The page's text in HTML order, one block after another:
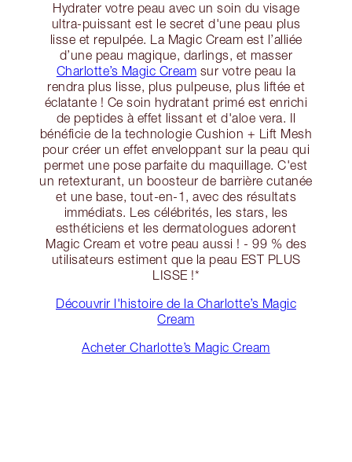
Hydrater votre peau avec un soin du visage
ultra-puissant est le secret d'une peau plus
lisse et repulpée. La Magic Cream est l’alliée
d’une peau magique, darlings, et masser
Charlotte’s Magic Cream sur votre peau la
rendra plus lisse, plus pulpeuse, plus liftée et
éclatante ! Ce soin hydratant primé est enrichi
de peptides à effet lissant et d'aloe vera. Il
bénéficie de la technologie Cushion + Lift Mesh
pour créer un effet enveloppant sur la peau qui
permet une pose parfaite du maquillage. C'est
un retexturant, un boosteur de barrière cutanée
et une base, tout-en-1, avec des résultats
immédiats. Les célébrités, les stars, les
esthéticiens et les dermatologues adorent
Magic Cream et votre peau aussi ! - 99 % des
utilisateurs estiment que la peau EST PLUS
LISSE !*
Découvrir l'histoire de la Charlotte’s Magic
Cream
Acheter Charlotte’s Magic Cream